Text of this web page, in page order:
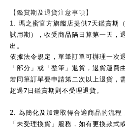
【鑑賞期及退貨注意事項】
1. 瑪之蜜官方旗艦店提供7天鑑賞期
試用期），收受商品隔日算第一天，
出。
依據法令規定，單筆訂單可辦理一次
「部分」或「整筆」退貨，退貨運費
若同筆訂單要申請第二次以上退貨，
超過7 日鑑賞期則不受理退貨。
2. 為簡化及加速取得合適商品的流程
「未受理換貨」服務，如有更換款式